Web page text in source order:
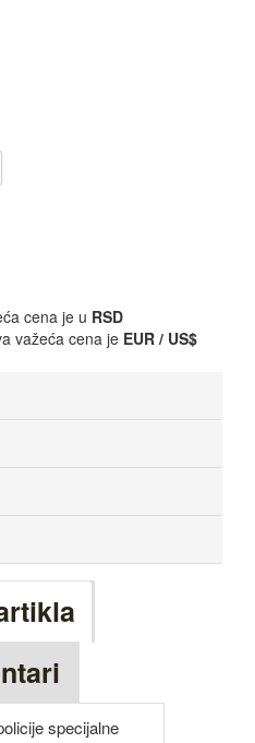
cena je u RSD
važeća cena je EUR / US$
specijalne